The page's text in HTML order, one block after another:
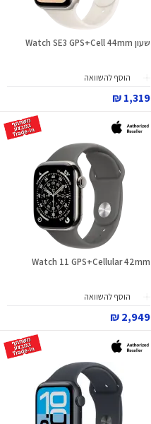
שעון Watch SE3 GPS+Cell 44mm
הוסף להשוואה
1,319 ₪
Watch 11 GPS+Cellular 42mm
הוסף להשוואה
2,949 ₪